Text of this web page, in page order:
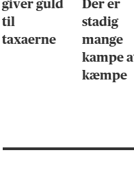
giver guld
til
taxaerne
Der er
stadig
mange
kampe
kæmpe